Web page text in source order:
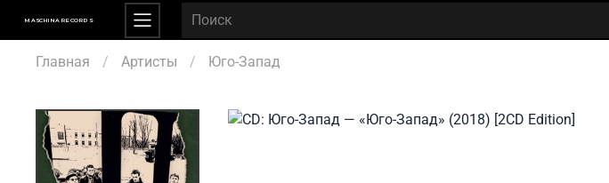
MASCHINA RECORDS
Главная
Артисты Юго-Запад